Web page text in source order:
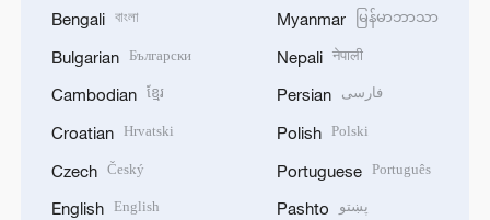
Bengali বাংলা
Bulgarian Български
Cambodian ខ្មែរ
Croatian Hrvatski
Czech Český
English English
Myanmar မြန်မာဘာသာ
Nepali नेपाली
Persian فارسی
Polish Polski
Portuguese Português
Pashto پښتو